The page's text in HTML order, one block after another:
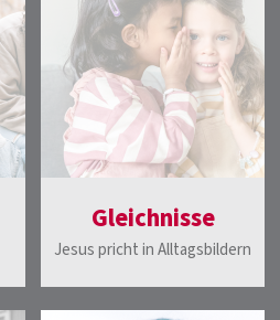
Gleichnisse
Jesus pricht in Alltagsbildern